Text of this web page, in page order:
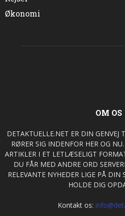
Økonomi
OM OS
DETAKTUELLE.NET ER DIN GENVEJ
RØRER SIG INDENFOR HER OG
ARTIKLER I ET LETLÆSELIGT
DU FÅR MED ANDRE ORD
RELEVANTE NYHEDER LIGE PÅ
HOLDE DIG
Kontakt os: